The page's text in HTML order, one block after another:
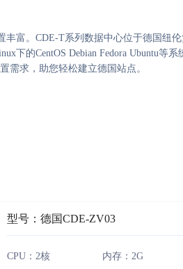
富。CDE-T系列数据中心位于德国纽
的CentOS Debian Fedora Ubuntu等系
需求，助您轻松建立德国站点。
型号：德国CDE-ZV03
CPU：2核 内存：2G